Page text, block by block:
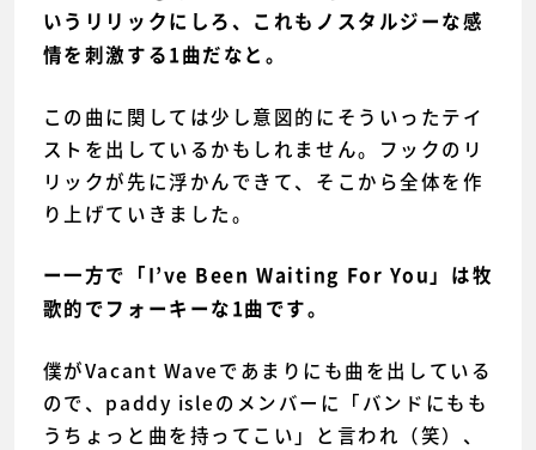
いうリリックにしろ、これもノスタルジーな感
情を刺激する1曲だなと。
この曲に関しては少し意図的にそういったテイ
ストを出しているかもしれません。フックのリ
リックが先に浮かんできて、そこから全体を作
り上げていきました。
ー一方で「I’ve Been Waiting For You」は牧
歌的でフォーキーな1曲です。
僕がVacant Waveであまりにも曲を出している
ので、paddy isleのメンバーに「バンドにもも
うちょっと曲を持ってこい」と言われ（笑）、